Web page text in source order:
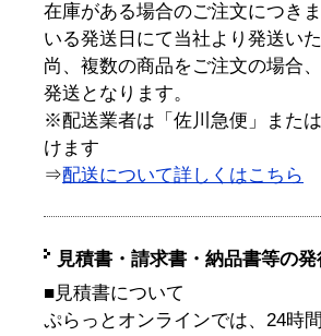
在庫がある場合のご注文につき
いる発送日にて当社より発送い
尚、複数の商品をご注文の場合
発送となります。
※配送業者は「佐川急便」また
けます
⇒配送について詳しくはこちら
見積書・請求書・納品書等の
■見積書について
ぷらっとオンラインでは、24時